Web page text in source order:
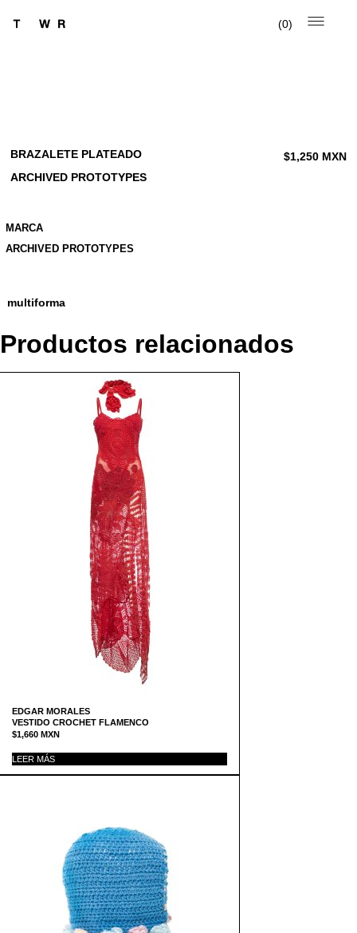
0
BRAZALETE PLATEADO
ARCHIVED PROTOTYPES
$1,250MXN
MARCA
ARCHIVED PROTOTYPES
multiforma
Productos relacionados
EDGAR MORALES
VESTIDO CROCHET FLAMENCO
$1,660 MXN
LEER MÁS